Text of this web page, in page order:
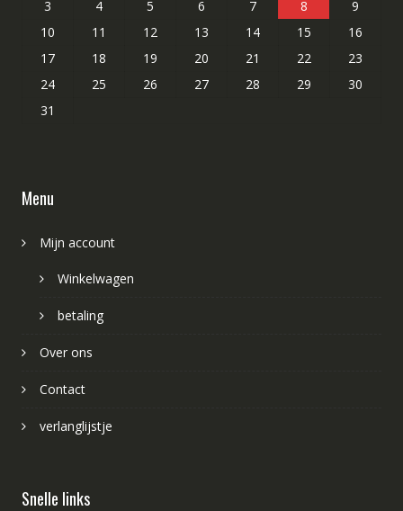
3
4 5 6 7 8
9
10
11 12 13 14 15
16
17
18 19 20 21 22
23
24
25 26 27 28 29
30
31
Menu
Mijn account
Winkelwagen
betaling
Over ons
Contact
verlanglijstje
Snelle links